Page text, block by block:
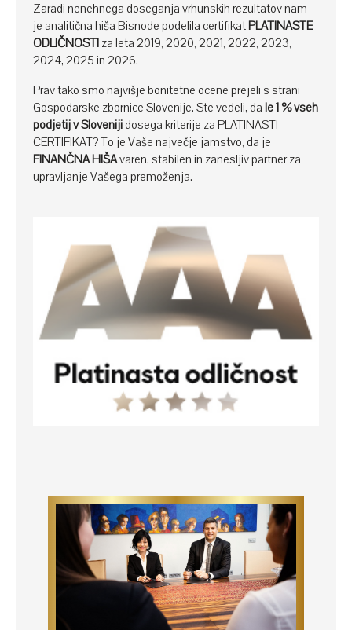
Zaradi nenehnega doseganja vrhunskih rezultatov nam
je analitična hiša Bisnode podelila certifikatPLATINASTE
ODLIČNOSTI za leta 2019, 2020, 2021, 2022, 2023,
2024, 2025 in 2026.
Prav tako smo najvišje bonitetne ocene prejeli s strani
Gospodarske zbornice Slovenije. Ste vedeli, dale 1 % vseh
podjetij v Sloveniji dosega kriterije za PLATINASTI
CERTIFIKAT? To je Vaše največje jamstvo, da je
FINANČNA HIŠAvaren, stabilen in zanesljiv partner za
upravljanje Vašega premoženja.